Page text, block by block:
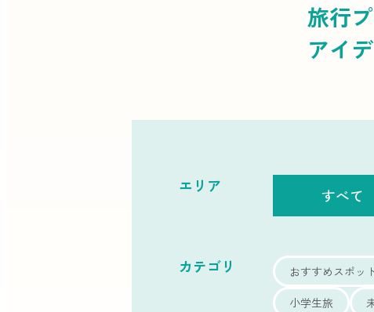
旅行
アイ
エリア
すべて
カテゴリ おすすめスポッ
小学生旅